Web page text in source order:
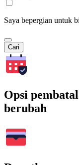
Saya bepergian untuk
Cari
Opsi
berubah